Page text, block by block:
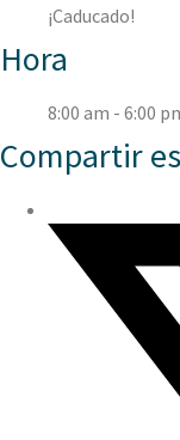
¡Caducado!
Hora
8:00 am - 6:00
Compartir